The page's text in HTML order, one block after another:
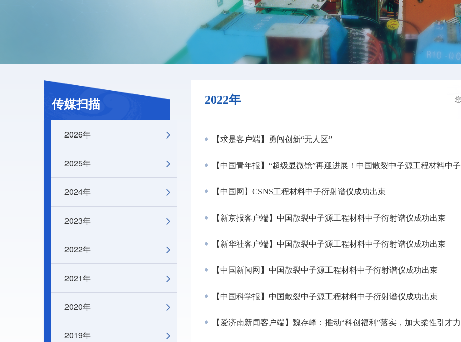
传媒扫描
2026年
2025年
2024年
2023年
2022年
2021年
2020年
2019年
2022年
【求是客户端】勇闯创新“无人区”
【中国青年报】“超级显微镜”再迎进展！中国散裂中子源工程材料中
【中国网】CSNS工程材料中子衍射谱仪成功出束
【新京报客户端】中国散裂中子源工程材料中子衍射谱仪成功出束
【新华社客户端】中国散裂中子源工程材料中子衍射谱仪成功出束
【中国新闻网】中国散裂中子源工程材料中子衍射谱仪成功出束
【中国科学报】中国散裂中子源工程材料中子衍射谱仪成功出束
【爱济南新闻客户端】魏存峰：推动“科创福利”落实，加大柔性引才